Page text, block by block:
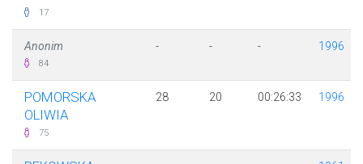
17
Anonim
84
- - - 1996
POMORSKA
OLIWIA
75
28 20 00:26:33 1996